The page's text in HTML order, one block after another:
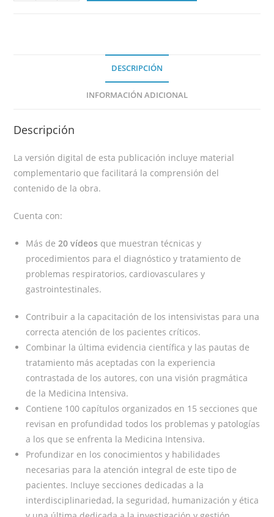
DESCRIPCIÓN
INFORMACIÓN ADICIONAL
Descripción
La versión digital de esta publicación incluye material
complementario que facilitará la comprensión del
contenido de la obra.
Cuenta con:
Más de20 vídeos que muestran técnicas y
procedimientos para el diagnóstico y tratamiento de
problemas respiratorios, cardiovasculares y
gastrointestinales.
Contribuir a la capacitación de los intensivistas para una
correcta atención de los pacientes críticos.
Combinar la última evidencia científica y las pautas de
tratamiento más aceptadas con la experiencia
contrastada de los autores, con una visión pragmática
de la Medicina Intensiva.
Contiene 100 capítulos organizados en 15 secciones que
revisan en profundidad todos los problemas y patologías
a los que se enfrenta la Medicina Intensiva.
Profundizar en los conocimientos y habilidades
necesarias para la atención integral de este tipo de
pacientes. Incluye secciones dedicadas a la
interdisciplinariedad, la seguridad, humanización y ética